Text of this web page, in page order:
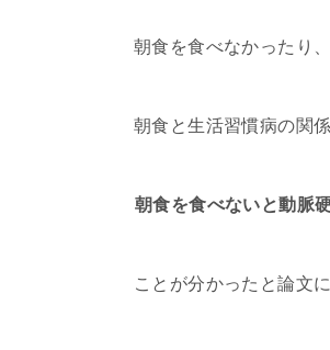
朝食を食べなかったり
朝食と生活習慣病の関
朝食を食べないと動脈
ことが分かったと論文